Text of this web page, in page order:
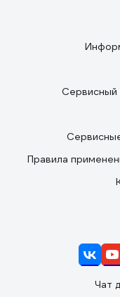
Сервисный
Правила
Чат